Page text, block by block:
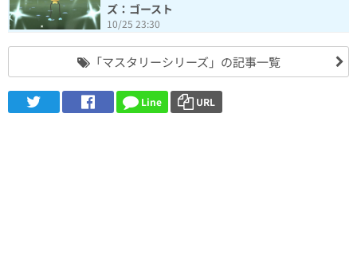
ズ：ゴースト
10/25 23:30
「マスタリーシリーズ」の記事一覧
Line URL